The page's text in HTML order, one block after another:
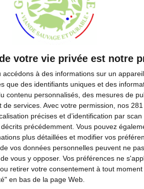
votre vie privée est notre
accédons à des informations sur un
que des identifiants uniques et des
contenu personnalisés, des mesures de
services. Avec votre permission, nos
précises et d’identification par
précédemment. Vous pouvez
plus détaillées et modifier vos
vos données personnelles peuvent ne
vous y opposer. Vos préférences ne
retirer votre consentement à tout
en bas de la page Web.